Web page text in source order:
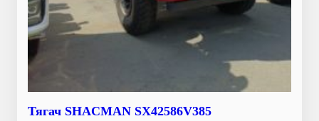
Тягач SHACMAN SX42586V385